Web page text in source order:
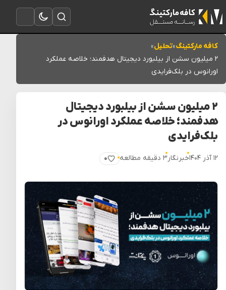
باز کردن منو
تغییر به حالت تاریک
باز کردن جستجو
کافه مارکتینگ»تحلیل»
۲ میلیون سشن از بیلبورد دیجیتال هدفمند؛ خلاصه عملکرد
اورانوس در بلک‌فرایدی
۲ میلیون سشن از بیلبورد دیجیتال
هدفمند؛ خلاصه عملکرد اورانوس در
بلک‌فرایدی
۱۲ آذر ۱۴۰۴ خبرنگار۳ دقیقه مطالعه ۰
پسندیدن